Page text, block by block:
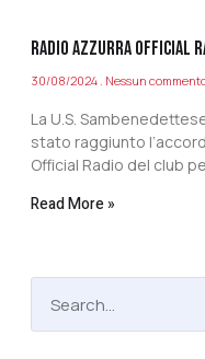
RADIO AZZURRA OFFICIAL
30/08/2024 Nessun
La U.S.
stato raggiunto
Official Radio del club
Read More »